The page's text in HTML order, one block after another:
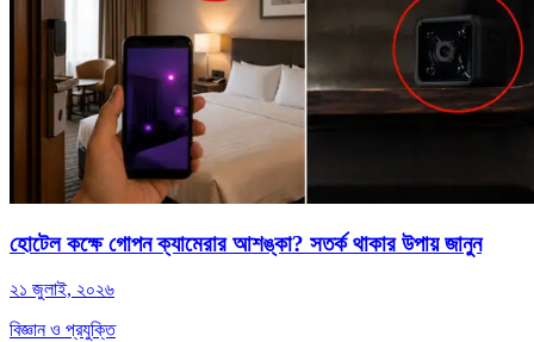
হোটেল কক্ষে গোপন ক্যামেরার আশঙ্কা? সতর্ক থাকার উপায় জানুন
২১ জুলাই, ২০২৬
বিজ্ঞান ও প্রযুক্তি